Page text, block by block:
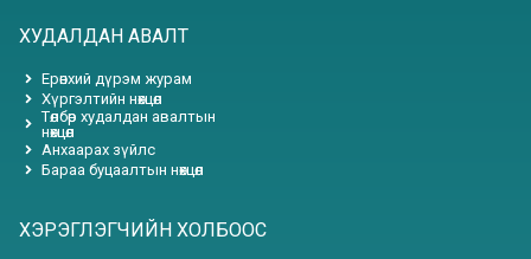
ХУДАЛДАН АВАЛТ
Ерөнхий дүрэм журам
Хүргэлтийн нөхцөл
Төлбөр худалдан авалтын
нөхцөл
Анхаарах зүйлс
Бараа буцаалтын нөхцөл
ХЭРЭГЛЭГЧИЙН ХОЛБООС